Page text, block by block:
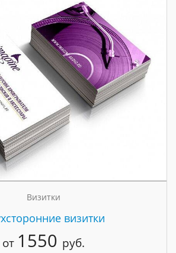
Визитки
визитки
от 1550 руб.